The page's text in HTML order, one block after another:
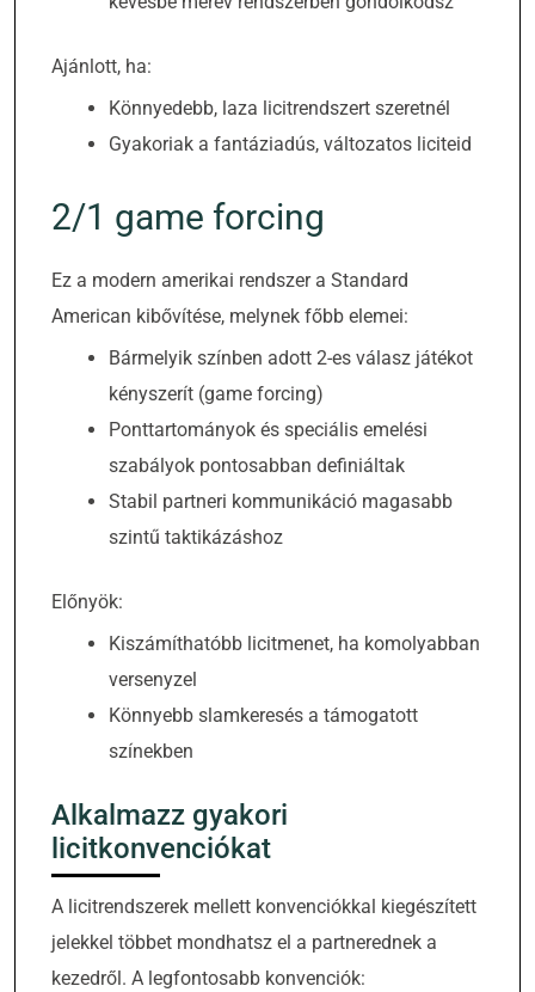
Ajánlott, ha:
Könnyedebb, laza licitrendszert szeretnél
Gyakoriak a fantáziadús, változatos liciteid
2/1 game forcing
Ez a modern amerikai rendszer a Standard
American kibővítése, melynek főbb elemei:
Bármelyik színben adott 2-es válasz játékot
kényszerít (game forcing)
Ponttartományok és speciális emelési
szabályok pontosabban definiáltak
Stabil partneri kommunikáció magasabb
szintű taktikázáshoz
Előnyök:
Kiszámíthatóbb licitmenet, ha komolyabban
versenyzel
Könnyebb slamkeresés a támogatott
színekben
Alkalmazz gyakori
licitkonvenciókat
A licitrendszerek mellett konvenciókkal kiegészített
jelekkel többet mondhatsz el a partnerednek a
kezedről. A legfontosabb konvenciók: